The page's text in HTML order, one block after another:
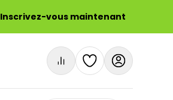
Inscrivez-vous maintenant